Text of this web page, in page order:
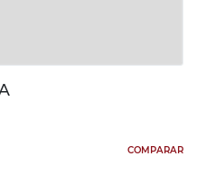
COMPARAR